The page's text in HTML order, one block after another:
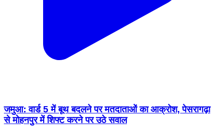
जमुआ: वार्ड 5 में बूथ बदलने पर मतदाताओं का आक्रोश, पेसरागढ़ा
से मोहनपुर में शिफ्ट करने पर उठे सवाल